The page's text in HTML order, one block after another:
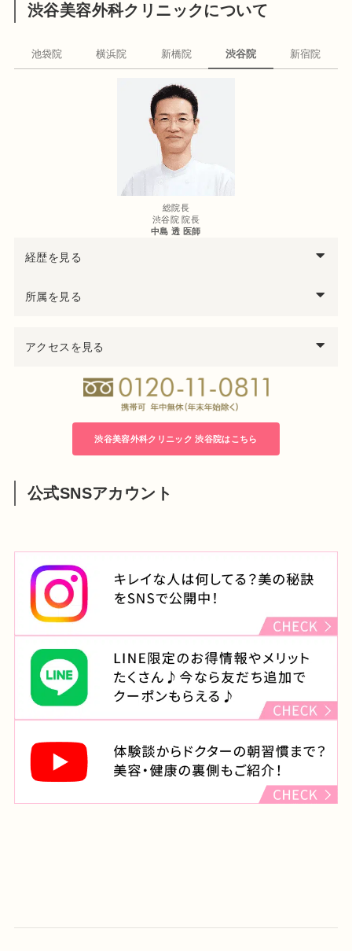
渋谷美容外科クリニックについて
池袋院 横浜院 新橋院 渋谷院 新宿院
総院長
渋谷院 院長
中島 透 医師
経歴を見る
00年 千葉大学医学部付属病院形成外科勤務
千葉大学大学院修了 医学博士号取得
渋谷美容外科クリニック立川院 院長就任
渋谷美容外科クリニック渋谷院 院長就任
所属を見る
日本形成外科学会 形成外科専門医
日本頭蓋顎顔面外科学会会員
アクセスを見る
住所
渋谷西村總本店ビル4F
診療時間
月・木・金（祝日をのぞく）
：11:00～14:00 15:00～23:00
火・水
土・日・祝
：10:00～14:00 15:00～19:00
渋谷美容外科クリニック 渋谷院はこちら
公式SNSアカウント